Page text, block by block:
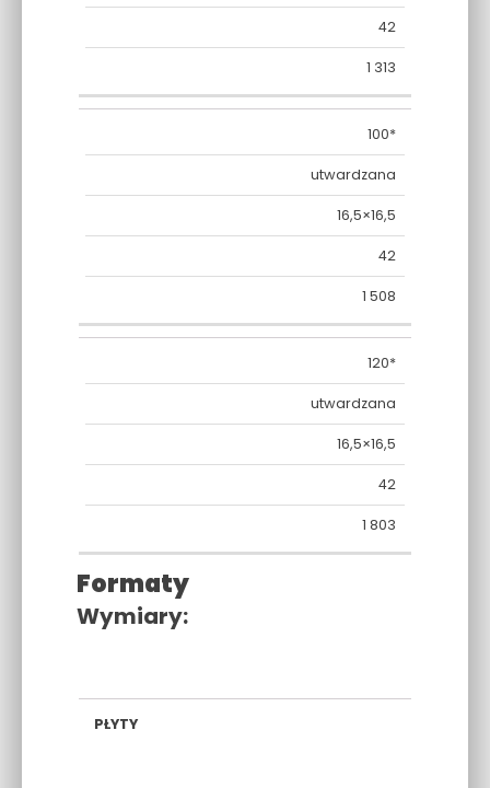
42
1 313
100*
utwardzana
16,5×16,5
42
1 508
120*
utwardzana
16,5×16,5
42
1 803
Formaty
Wymiary:
30×16,5×11